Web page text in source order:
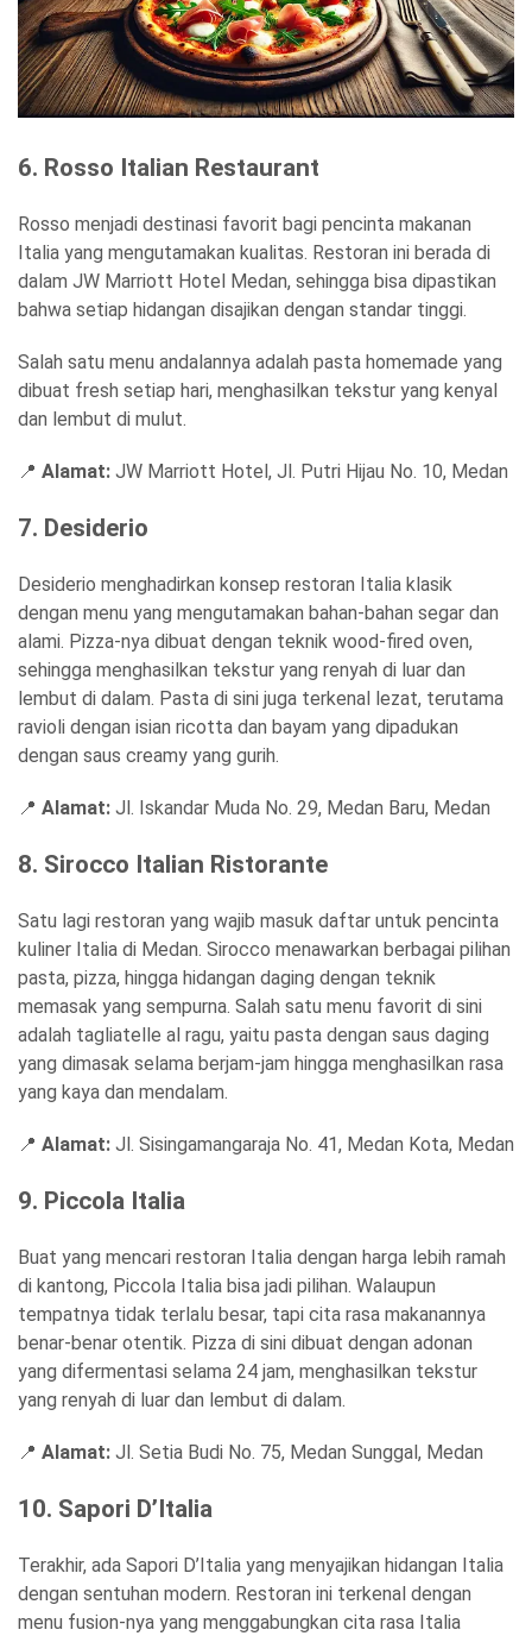
6. Rosso Italian Restaurant
Rosso menjadi destinasi favorit bagi pencinta makanan
Italia yang mengutamakan kualitas. Restoran ini berada di
dalam JW Marriott Hotel Medan, sehingga bisa dipastikan
bahwa setiap hidangan disajikan dengan standar tinggi.
Salah satu menu andalannya adalah pasta homemade yang
dibuat fresh setiap hari, menghasilkan tekstur yang kenyal
dan lembut di mulut.
📍 Alamat: JW Marriott Hotel, Jl. Putri Hijau No. 10, Medan
7. Desiderio
Desiderio menghadirkan konsep restoran Italia klasik
dengan menu yang mengutamakan bahan-bahan segar dan
alami. Pizza-nya dibuat dengan teknik wood-fired oven,
sehingga menghasilkan tekstur yang renyah di luar dan
lembut di dalam. Pasta di sini juga terkenal lezat, terutama
ravioli dengan isian ricotta dan bayam yang dipadukan
dengan saus creamy yang gurih.
📍 Alamat: Jl. Iskandar Muda No. 29, Medan Baru, Medan
8. Sirocco Italian Ristorante
Satu lagi restoran yang wajib masuk daftar untuk pencinta
kuliner Italia di Medan. Sirocco menawarkan berbagai pilihan
pasta, pizza, hingga hidangan daging dengan teknik
memasak yang sempurna. Salah satu menu favorit di sini
adalah tagliatelle al ragu, yaitu pasta dengan saus daging
yang dimasak selama berjam-jam hingga menghasilkan rasa
yang kaya dan mendalam.
📍 Alamat: Jl. Sisingamangaraja No. 41, Medan Kota, Medan
9. Piccola Italia
Buat yang mencari restoran Italia dengan harga lebih ramah
di kantong, Piccola Italia bisa jadi pilihan. Walaupun
tempatnya tidak terlalu besar, tapi cita rasa makanannya
benar-benar otentik. Pizza di sini dibuat dengan adonan
yang difermentasi selama 24 jam, menghasilkan tekstur
yang renyah di luar dan lembut di dalam.
📍 Alamat: Jl. Setia Budi No. 75, Medan Sunggal, Medan
10. Sapori D’Italia
Terakhir, ada Sapori D’Italia yang menyajikan hidangan Italia
dengan sentuhan modern. Restoran ini terkenal dengan
menu fusion-nya yang menggabungkan cita rasa Italia